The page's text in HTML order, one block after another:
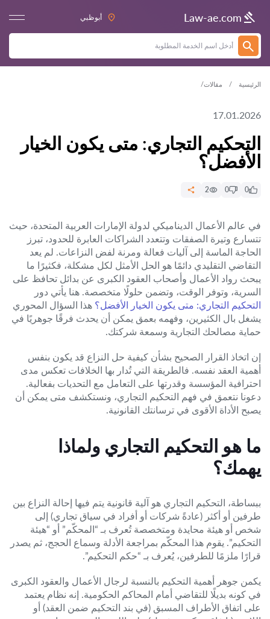
Law-ae.com أبوظبي
الرئيسية مقالات
17.01.2026
التحكيم التجاري: متى يكون الخيار
الأفضل؟
0
0
2
في عالم الأعمال الديناميكي لدولة الإمارات العربية المتحدة، حيث
تتسارع وتيرة الصفقات وتتعدد الشراكات العابرة للحدود، تبرز
الحاجة الماسة إلى آليات فعالة ومرنة لفض النزاعات. لم يعد
التقاضي التقليدي دائمًا هو الحل الأمثل لكل مشكلة، فكثيرًا ما
يبحث رواد الأعمال وأصحاب العقود الكبرى عن بدائل تحافظ على
السرية، وتوفر الوقت، وتضمن حلولًا متخصصة. هنا يأتي دور
التحكيم التجاري: متى يكون الخيار الأفضل؟ هذا السؤال المحوري
يشغل بال الكثيرين، وفهمه بعمق يمكن أن يحدث فرقًا جوهريًا في
حماية مصالحك التجارية وسمعة شركتك.
إن اتخاذ القرار الصحيح بشأن كيفية حل النزاع قد يكون بنفس
أهمية العقد نفسه. فالطريقة التي تُدار بها الخلافات تعكس مدى
احترافية المؤسسة وقدرتها على التعامل مع التحديات بفعالية.
دعونا نتعمق في فهم التحكيم التجاري، ونستكشف متى يمكن أن
يصبح الأداة الأقوى في ترسانتك القانونية.
ما هو التحكيم التجاري ولماذا
يهمك؟
ببساطة، التحكيم التجاري هو آلية قانونية يتم فيها إحالة النزاع بين
طرفين أو أكثر (عادةً شركات أو أفراد في سياق تجاري) إلى
شخص أو هيئة محايدة ومتخصصة تُعرف بـ “المحكّم” أو “هيئة
التحكيم”. يقوم هذا المحكّم بمراجعة الأدلة وسماع الحجج، ثم يصدر
قرارًا ملزمًا للطرفين، يُعرف بـ “حكم التحكيم”.
يكمن جوهر أهمية التحكيم بالنسبة لرجال الأعمال والعقود الكبرى
في كونه بديلًا للتقاضي أمام المحاكم الحكومية. إنه نظام يعتمد
على اتفاق الأطراف المسبق (في بند التحكيم ضمن العقد) أو